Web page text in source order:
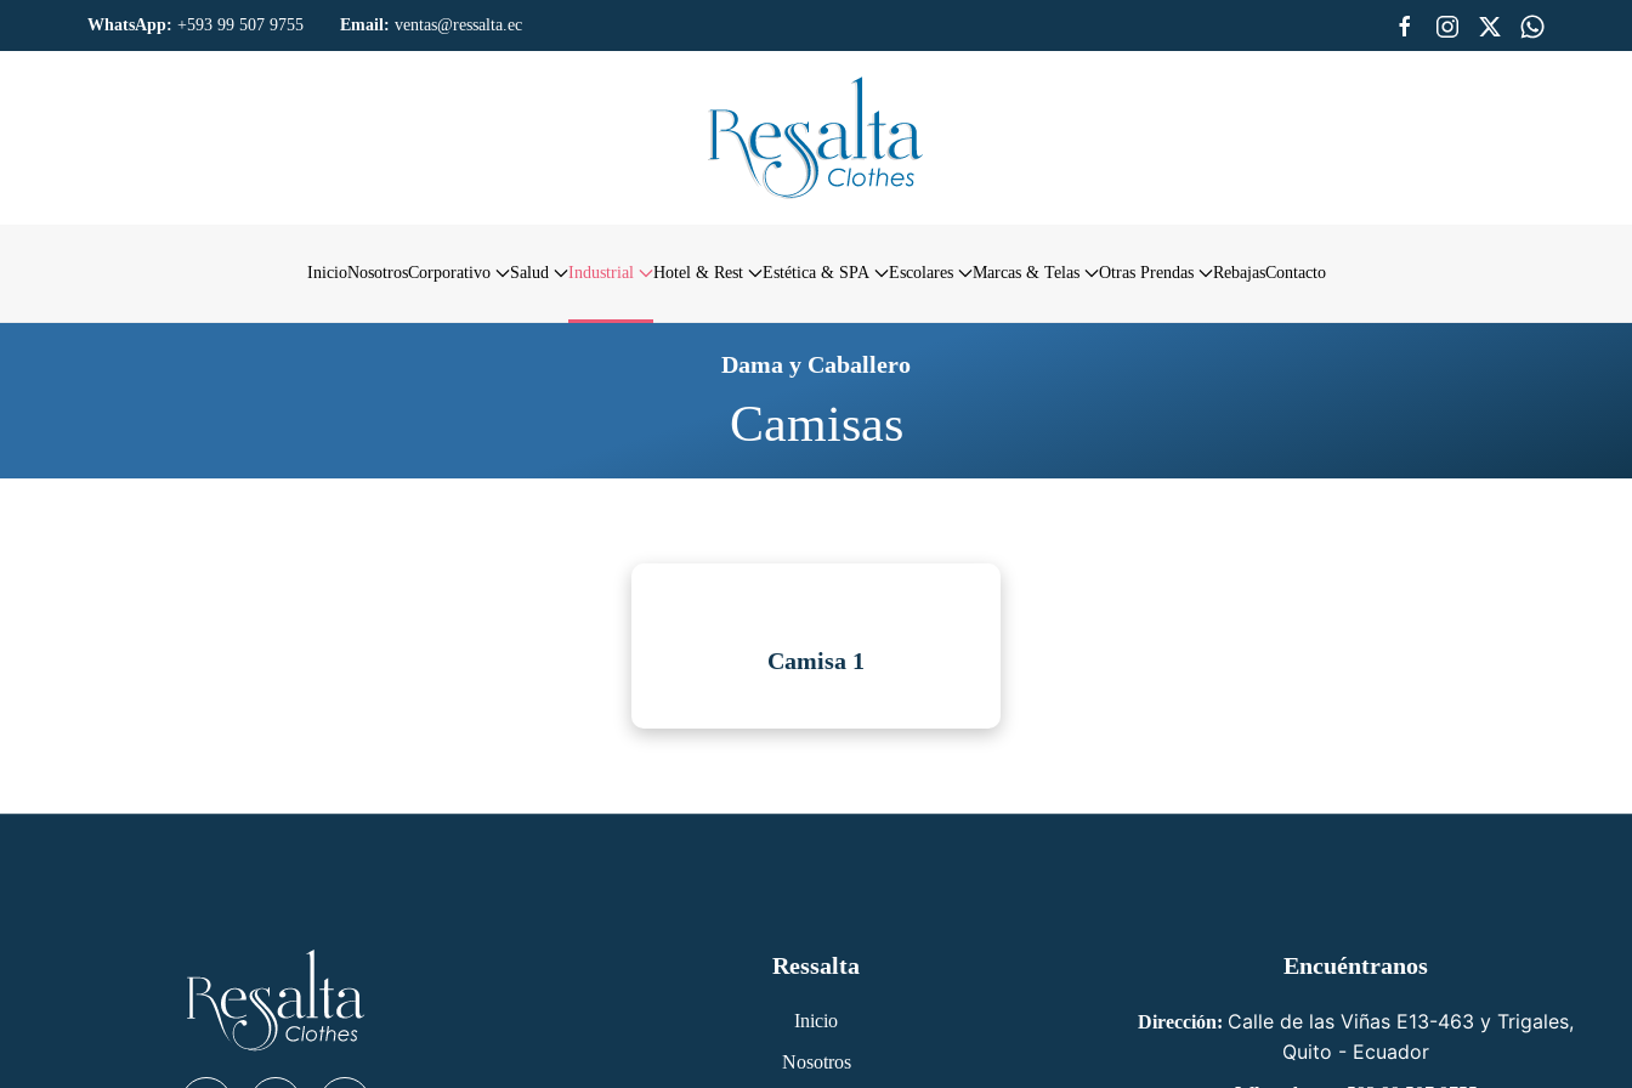
WhatsApp: +593 99 507 9755 Email: ventas@ressalta.ec
InicioNosotrosCorporativo Salud Industrial Hotel & Rest Estética & SPA Escolares Marcas & Telas Otras Prendas RebajasContacto
Dama y Caballero
Camisas
Camisa 1
Ressalta
Inicio
Nosotros
Encuéntranos
Dirección: Calle de las Viñas E13-463 y Trigales,
Quito - Ecuador